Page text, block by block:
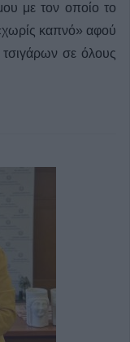
με τον οποίο το
καπνό» αφού
σε όλους